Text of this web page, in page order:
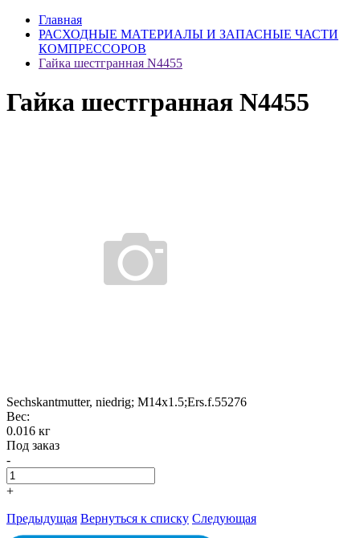
Главная
РАСХОДНЫЕ МАТЕРИАЛЫ И ЗАПАСНЫЕ ЧАСТИ
КОМПРЕССОРОВ
Гайка шестгранная N4455
Гайка шестгранная N4455
Sechskantmutter, niedrig; M14x1.5;Ers.f.55276
Вес:
0.016 кг
Под заказ
-
+
Предыдущая Вернуться к списку Следующая